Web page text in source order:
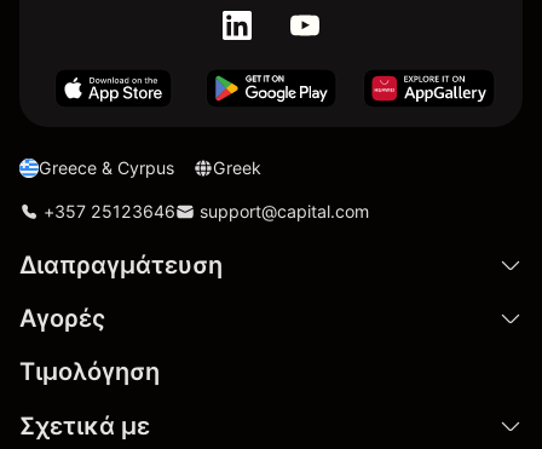
Greece & Cyrpus Greek
+357 25123646 support@capital.com
Διαπραγμάτευση
Αγορές
Τιμολόγηση
Σχετικά με